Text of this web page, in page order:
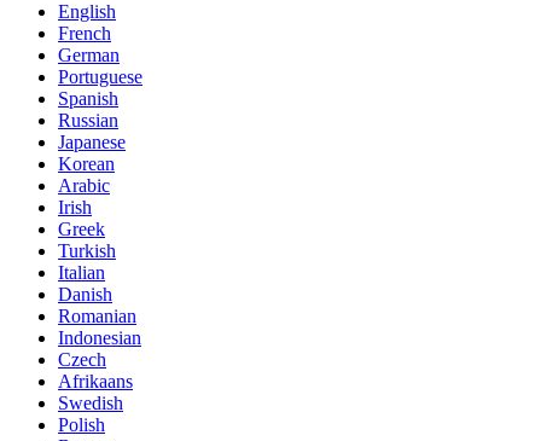
English
French
German
Portuguese
Spanish
Russian
Japanese
Korean
Arabic
Irish
Greek
Turkish
Italian
Danish
Romanian
Indonesian
Czech
Afrikaans
Swedish
Polish